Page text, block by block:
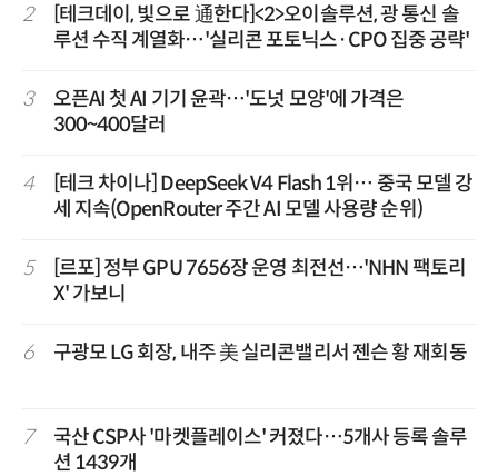
2
[테크데이, 빛으로 通한다]<2>오이솔루션, 광 통신 솔
루션 수직 계열화…'실리콘 포토닉스·CPO 집중 공략'
3
오픈AI 첫 AI 기기 윤곽…'도넛 모양'에 가격은
300~400달러
4
[테크 차이나] DeepSeek V4 Flash 1위… 중국 모델 강
세 지속(OpenRouter 주간 AI 모델 사용량 순위)
5
[르포] 정부 GPU 7656장 운영 최전선…'NHN 팩토리
X' 가보니
6 구광모 LG 회장, 내주 美 실리콘밸리서 젠슨 황 재회동
7
국산 CSP사 '마켓플레이스' 커졌다…5개사 등록 솔루
션 1439개